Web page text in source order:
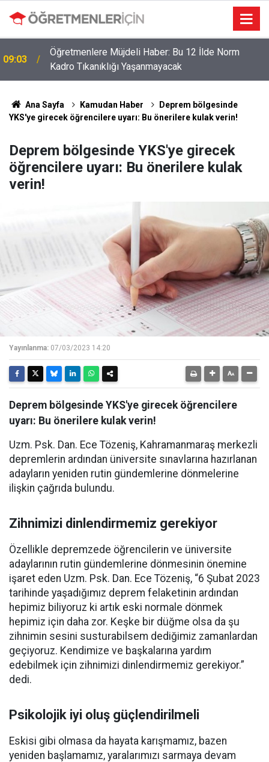
09:03
Öğretmenlere Müjdeli Haber: Bu 12 İlde Norm
Kadro Tıkanıklığı Yaşanmayacak
19:02
Öğretmenler İçin Son Saatler! MEB E-Sınav Görev
Başvurularında Süre Doluyor
Ana Sayfa Kamudan Haber
Deprem bölgesinde
YKS'ye girecek öğrencilere uyarı: Bu önerilere kulak verin!
Deprem bölgesinde YKS'ye girecek
öğrencilere uyarı: Bu önerilere kulak
verin!
Yayınlanma: 07/03/2023 14:20
Deprem bölgesinde YKS'ye girecek öğrencilere
uyarı: Bu önerilere kulak verin!
Uzm. Psk. Dan. Ece Tözeniş, Kahramanmaraş merkezli
depremlerin ardından üniversite sınavlarına hazırlanan
adayların yeniden rutin gündemlerine dönmelerine
ilişkin çağrıda bulundu.
Zihnimizi dinlendirmemiz gerekiyor
Özellikle depremzede öğrencilerin ve üniversite
adaylarının rutin gündemlerine dönmesinin önemine
işaret eden Uzm. Psk. Dan. Ece Tözeniş, “6 Şubat 2023
tarihinde yaşadığımız deprem felaketinin ardından
hepimiz biliyoruz ki artık eski normale dönmek
hepimiz için daha zor. Keşke bir düğme olsa da şu
zihnimin sesini susturabilsem dediğimiz zamanlardan
geçiyoruz. Kendimize ve başkalarına yardım
edebilmek için zihnimizi dinlendirmemiz gerekiyor.”
dedi.
Psikolojik iyi oluş güçlendirilmeli
Eskisi gibi olmasa da hayata karışmamız, bazen
yeniden başlamamız, yaralarımızı sarmaya devam